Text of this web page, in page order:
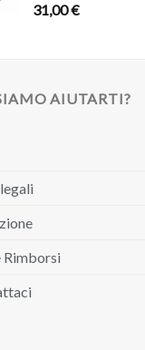
31,00€
AIUTARTI?
Rimborsi